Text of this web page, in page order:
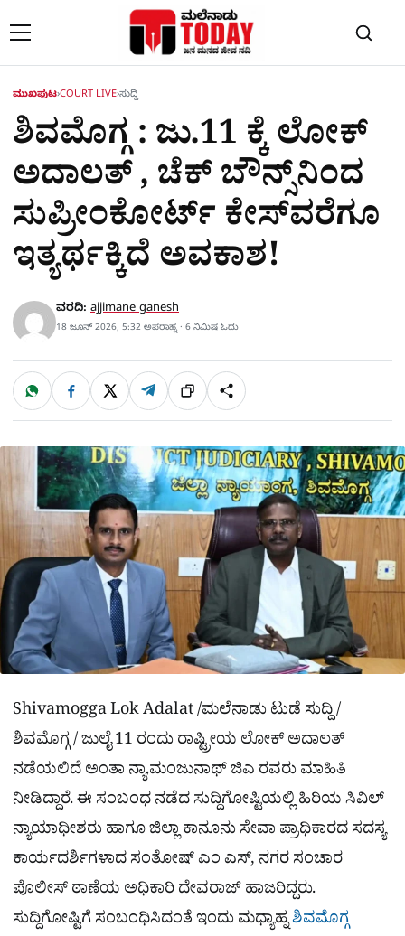
ಮುಖಪುಟ›COURT LIVE›ಸುದ್ದಿ
ಶಿವಮೊಗ್ಗ : ಜು.11 ಕ್ಕೆ ಲೋಕ್​
ಅದಾಲತ್​ , ಚೆಕ್​ ಬೌನ್ಸ್​ನಿಂದ
ಸುಪ್ರೀಂಕೋರ್ಟ್ ಕೇಸ್​ವರೆಗೂ
ಇತ್ಯರ್ಥಕ್ಕಿದೆ ಅವಕಾಶ!
ವರದಿ: ajjimane ganesh
18 ಜೂನ್ 2026, 5:32 ಅಪರಾಹ್ನ · 6 ನಿಮಿಷ ಓದು
ಹಂಚಿಕೊಳ್ಳಿ
W
a
t
p
F
c
e
o
k
X T
l
e
a
m
ಲಿಂ
ಕ್
S
h
a
r
e
Shivamogga Lok Adalat /ಮಲೆನಾಡು ಟುಡೆ ಸುದ್ದಿ /
ಶಿವಮೊಗ್ಗ / ಜುಲೈ 11 ರಂದು ರಾಷ್ಟ್ರೀಯ ಲೋಕ್ ಅದಾಲತ್​
ನಡೆಯಲಿದೆ ಅಂತಾ ನ್ಯಾ.ಮಂಜುನಾಥ್​ ಜಿಎ ರವರು ಮಾಹಿತಿ
ನೀಡಿದ್ದಾರೆ. ಈ ಸಂಬಂಧ ನಡೆದ ಸುದ್ದಿಗೋಷ್ಟಿಯಲ್ಲಿ ಹಿರಿಯ ಸಿವಿಲ್
ನ್ಯಾಯಾಧೀಶರು ಹಾಗೂ ಜಿಲ್ಲಾ ಕಾನೂನು ಸೇವಾ ಪ್ರಾಧಿಕಾರದ ಸದಸ್ಯ
ಕಾರ್ಯದರ್ಶಿಗಳಾದ ಸಂತೋಷ್ ಎಂ ಎಸ್, ನಗರ ಸಂಚಾರ
ಪೊಲೀಸ್ ಠಾಣೆಯ ಅಧಿಕಾರಿ ದೇವರಾಜ್ ಹಾಜರಿದ್ದರು.
ಸುದ್ದಿಗೋಷ್ಟಿಗೆ ಸಂಬಂಧಿಸಿದಂತೆ ಇಂದು ಮಧ್ಯಾಹ್ನಶಿವಮೊಗ್ಗ